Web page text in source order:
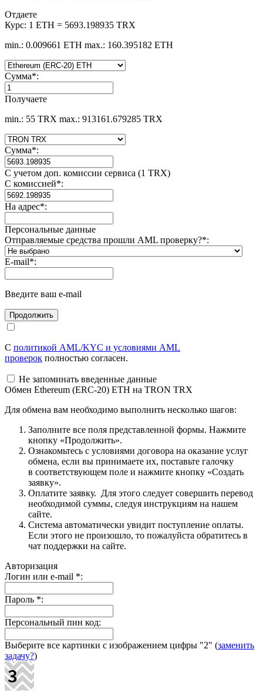
Отдаете
Курс: 1 ETH = 5693.198935 TRX
min.: 0.009661 ETH max.: 160.395182 ETH
Сумма*:
Получаете
min.: 55 TRX max.: 913161.679285 TRX
Сумма*:
С учетом доп. комиссии сервиса (1 TRX)
С комиссией*:
На адрес*:
Персональные данные
Отправляемые средства прошли AML проверку?*:
E-mail*:
Введите ваш e-mail
С политикой AML/KYC и условиями AML
проверок полностью согласен.
Не запоминать введенные данные
Обмен Ethereum (ERC-20) ETH на TRON TRX
Для обмена вам необходимо выполнить несколько шагов:
Заполните все поля представленной формы. Нажмите
кнопку «Продолжить».
Ознакомьтесь с условиями договора на оказание услуг
обмена, если вы принимаете их, поставьте галочку
в соответствующем поле и нажмите кнопку «Создать
заявку».
Оплатите заявку. Для этого следует совершить перевод
необходимой суммы, следуя инструкциям на нашем
сайте.
Система автоматически увидит поступление оплаты.
Если этого не произошло, то пожалуйста обратитесь в
чат поддержки на сайте.
Авторизация
Логин или e-mail *:
Пароль *:
Персональный пин код:
Выберите все картинки с изображением цифры "2" (заменить
задачу?)